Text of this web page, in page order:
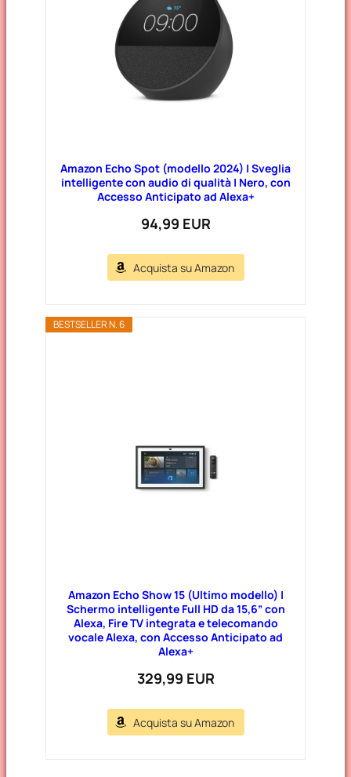
Amazon Echo Spot (modello 2024) | Sveglia
intelligente con audio di qualità | Nero, con
Accesso Anticipato ad Alexa+
94,99 EUR
Acquista su Amazon
BESTSELLER N. 6
Amazon Echo Show 15 (Ultimo modello) |
Schermo intelligente Full HD da 15,6” con
Alexa, Fire TV integrata e telecomando
vocale Alexa, con Accesso Anticipato ad
Alexa+
329,99 EUR
Acquista su Amazon